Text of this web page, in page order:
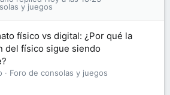
y juegos
físico vs digital: ¿Por qué la
del físico sigue siendo
Foro de consolas y juegos